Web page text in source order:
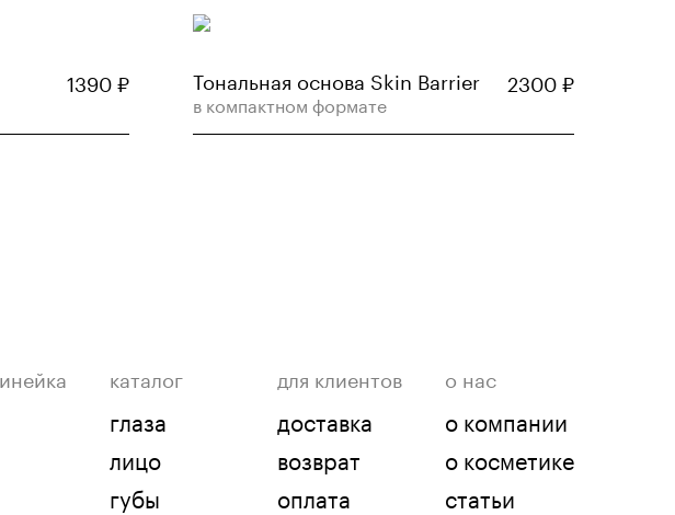
1390₽ Тональная основа Skin Barrier
в компактном формате
2300₽
каталог
глаза
лицо
губы
для клиентов
доставка
возврат
оплата
о нас
о компании
о косметике
статьи